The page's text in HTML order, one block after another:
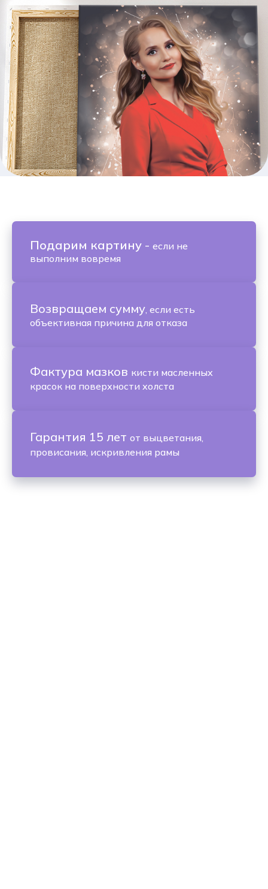
Подарим картину - если не
выполним вовремя
Возвращаем сумму, если есть
объективная причина для отказа
Фактура мазков кисти масленных
красок на поверхности холста
Гарантия 15 лет от выцветания,
провисания, искривления рамы